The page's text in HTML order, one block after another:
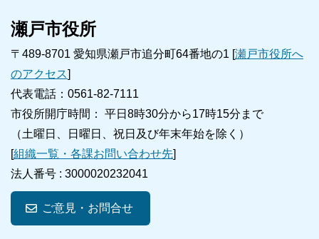
瀬戸市役所
〒489-8701 愛知県瀬戸市追分町64番地の1 [瀬戸市役所へ
のアクセス]
代表電話：0561-82-7111
市役所開庁時間： 平日8時30分から17時15分まで
（土曜日、日曜日、祝日及び年末年始を除く）
[組織一覧・各課お問い合わせ先]
法人番号 : 3000020232041
ご意見・お問合せ